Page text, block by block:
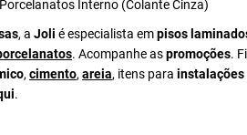
Interno (Colante Cinza)
, a Joli é especialista empisos
. Acompanhe aspromoções.
, cimento, areia, itens para
.